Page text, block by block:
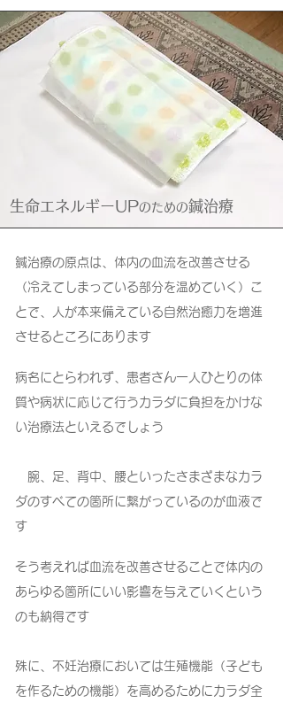
生命エネルギーUPのための鍼治療
鍼治療の原点は、体内の血流を改善させる
（冷えてしまっている部分を温めていく）こ
とで、人が本来備えている自然治癒力を増進
させるところにあります
病名にとらわれず、患者さん一人ひとりの体
質や病状に応じて行うカラダに負担をかけな
い治療法といえるでしょう
腕、足、背中、腰といったさまざまなカラ
ダのすべての箇所に繋がっているのが血液で
す
そう考えれば血流を改善させることで体内の
あらゆる箇所にいい影響を与えていくという
のも納得です
殊に、不妊治療においては生殖機能（子ども
を作るための機能）を高めるためにカラダ全